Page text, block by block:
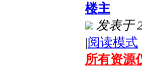
楼主
发表于
|阅读模式
所有资源